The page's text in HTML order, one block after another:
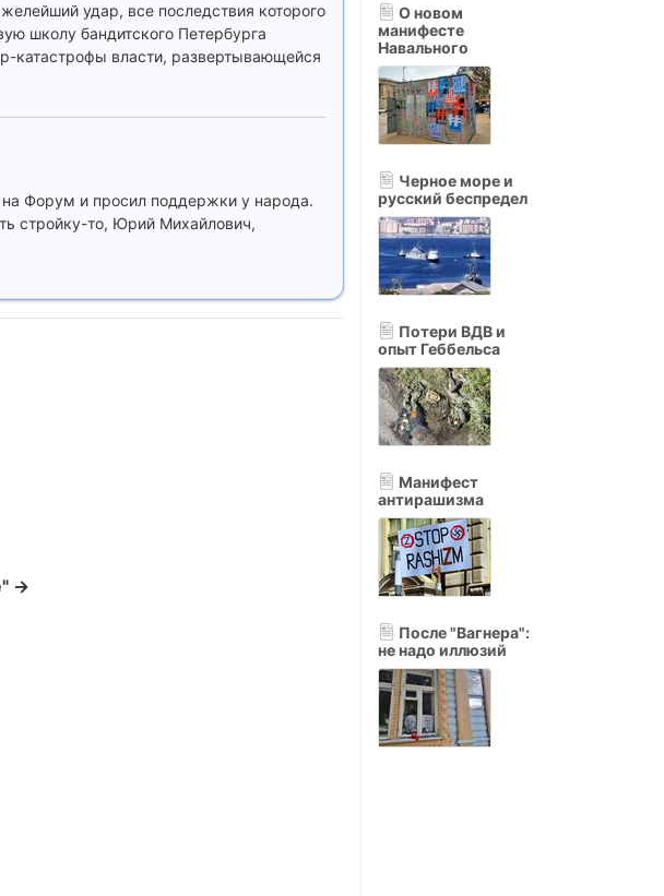
удар, все последствия которого
школу бандитского Петербурга
катастрофы власти, развертывающейся
Форум и просил поддержки у народа.
стройку-то, Юрий Михайлович,
→
О новом
манифесте
Навального
Черное море и
русский беспредел
Потери ВДВ и
опыт Геббельса
Манифест
антирашизма
После "Вагнера":
не надо иллюзий